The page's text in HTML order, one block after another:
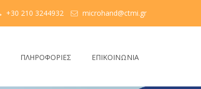
+30 210 3244932 microhand@ctmi.gr
ΠΛΗΡΟΦΟΡΙΕΣ ΕΠΙΚΟΙΝΩΝΙΑ